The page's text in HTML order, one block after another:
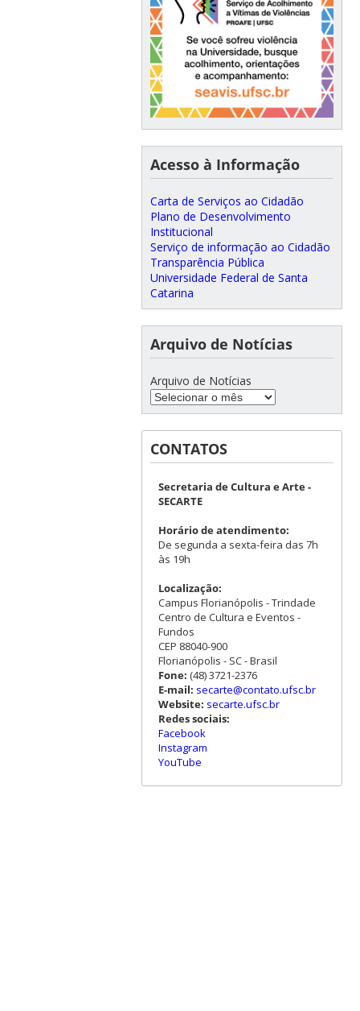
Acesso à Informação
Carta de Serviços ao Cidadão
Plano de Desenvolvimento
Institucional
Serviço de informação ao Cidadão
Transparência Pública
Universidade Federal de Santa
Catarina
Arquivo de Notícias
Arquivo de Notícias
CONTATOS
Secretaria de Cultura e Arte -
SECARTE
Horário de atendimento:
De segunda a sexta-feira das 7h
às 19h
Localização:
Campus Florianópolis - Trindade
Centro de Cultura e Eventos -
Fundos
CEP 88040-900
Florianópolis - SC - Brasil
Fone: (48) 3721-2376
E-mail: secarte@contato.ufsc.br
Website: secarte.ufsc.br
Redes sociais:
Facebook
Instagram
YouTube